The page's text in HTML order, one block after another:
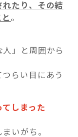
たり、その結
。
」と周囲から
らい目にあう
しまった
いがち。